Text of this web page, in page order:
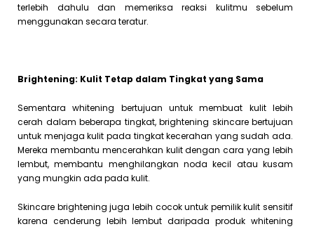
terlebih dahulu dan memeriksa reaksi kulitmu sebelum
menggunakan secara teratur.
Brightening: Kulit Tetap dalam Tingkat yang Sama
Sementara whitening bertujuan untuk membuat kulit lebih
cerah dalam beberapa tingkat, brightening skincare bertujuan
untuk menjaga kulit pada tingkat kecerahan yang sudah ada.
Mereka membantu mencerahkan kulit dengan cara yang lebih
lembut, membantu menghilangkan noda kecil atau kusam
yang mungkin ada pada kulit.
Skincare brightening juga lebih cocok untuk pemilik kulit sensitif
karena cenderung lebih lembut daripada produk whitening